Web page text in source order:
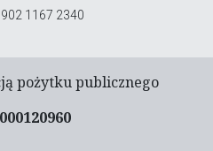
1167 2340
pożytku publicznego